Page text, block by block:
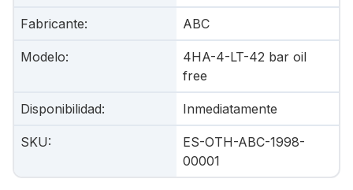
Fabricante: ABC
Modelo:
4HA-4-LT-42 bar oil
free
Disponibilidad: Inmediatamente
SKU:
ES-OTH-ABC-1998-
00001